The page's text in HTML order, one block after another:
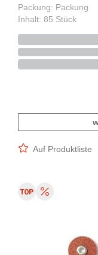
Packung: Packung
Inhalt: 85 Stück
Auf Produktliste